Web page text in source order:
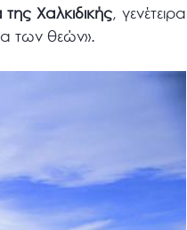
Χαλκιδικής, γενέτειρα
των θεών».